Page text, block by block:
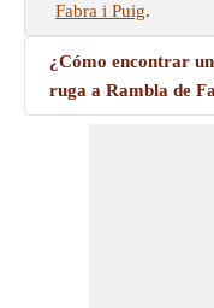
Fabra i Puig.
¿Cómo encontrar
ruga a Rambla de